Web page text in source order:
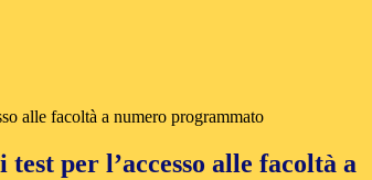
alle facoltà a numero programmato
per l’accesso alle facoltà a